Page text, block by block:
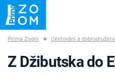
ZÁHADY VETŘELCI
Prima Zoom ■ Cestování a dobrodružství
Z Džibutska do